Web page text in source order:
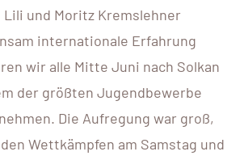
Lili und Moritz Kremslehner
internationale Erfahrung
wir alle Mitte Juni nach Solkan
der größten Jugendbewerbe
Die Aufregung war groß,
Wettkämpfen am Samstag und